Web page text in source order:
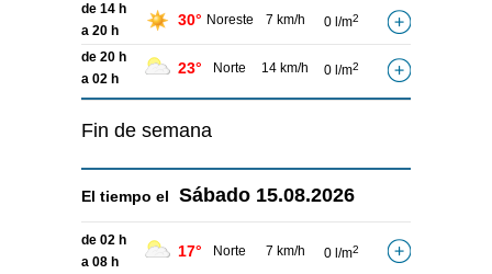
de 14 h
a 20 h
30° Noreste 7 km/h 0 l/m2
de 20 h
a 02 h
23° Norte 14 km/h 0 l/m2
Fin de semana
El tiempo el Sábado 15.08.2026
de 02 h
a 08 h
17° Norte 7 km/h 0 l/m2